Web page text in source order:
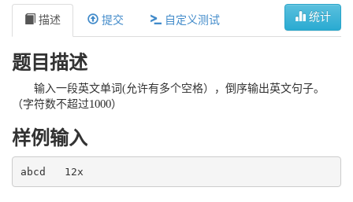
统计
描述 提交 自定义测试
题目描述
输入一段英文单词(允许有多个空格），倒序输出英文句子。
（字符数不超过1000
1000）
样例输入
abcd   12x